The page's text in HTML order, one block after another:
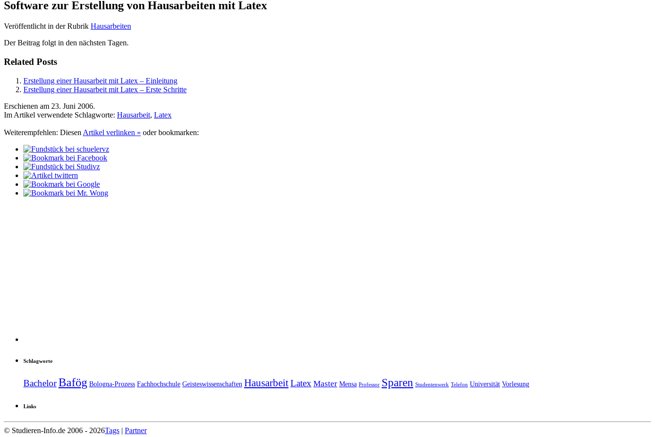
Software zur Erstellung von Hausarbeiten mit Latex
Veröffentlicht in der Rubrik Hausarbeiten
Der Beitrag folgt in den nächsten Tagen.
Related Posts
Erstellung einer Hausarbeit mit Latex – Einleitung
Erstellung einer Hausarbeit mit Latex – Erste Schritte
Erschienen am 23. Juni 2006.
Im Artikel verwendete Schlagworte: Hausarbeit, Latex
Weiterempfehlen: Diesen Artikel verlinken » oder bookmarken:
Schlagworte
BachelorBafög Bologna-Prozess Fachhochschule Geisteswissenschaften HausarbeitLatex Master Mensa Professor Sparen Studentenwerk Telefon Universität Vorlesung
Links
© Studieren-Info.de 2006 - 2026Tags | Partner